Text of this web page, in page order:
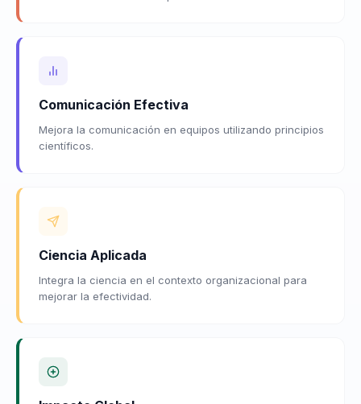
Comunicación Efectiva
Mejora la comunicación en equipos utilizando principios
científicos.
Ciencia Aplicada
Integra la ciencia en el contexto organizacional para
mejorar la efectividad.